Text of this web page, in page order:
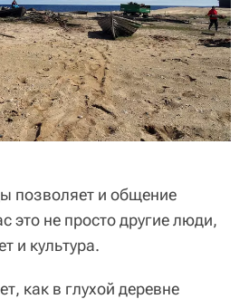
позволяет и общение
это не просто другие люди,
и культура.
как в глухой деревне